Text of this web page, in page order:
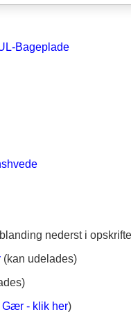
Bageplade
nederst i
(kan udelades)
Gær - klik her)